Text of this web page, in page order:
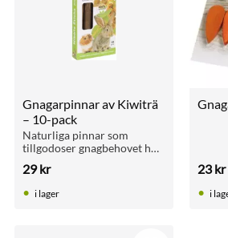
Gnagarpinnar av Kiwiträ
– 10-pack
Naturliga pinnar som
tillgodoser gnagbehovet hos
och marsvin.
29kr
i lager
23kr
i